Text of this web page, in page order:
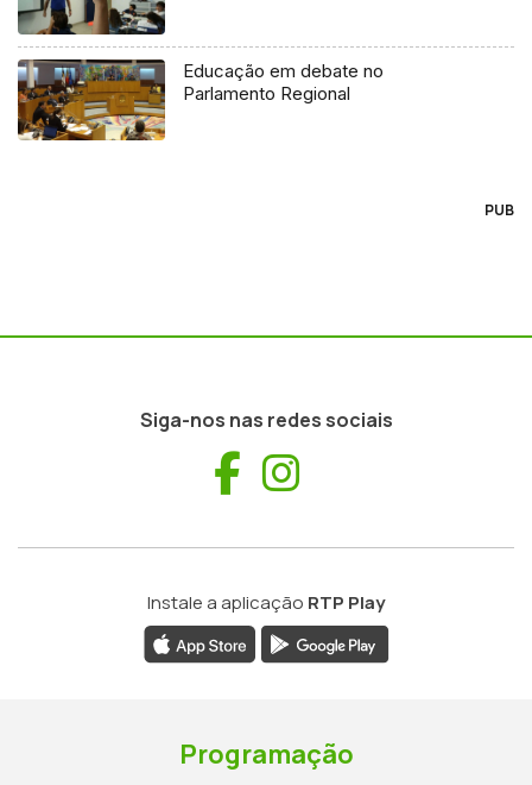
Educação em debate no
Parlamento Regional
PUB
Siga-nos nas redes sociais
Facebook
Instale a aplicação RTP Play
Programação